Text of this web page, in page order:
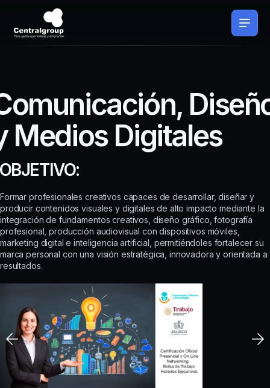
Medios Digitales
Formar profesionales creativos capaces de desarrollar, diseñar y
producir contenidos visuales y digitales de alto impacto mediante la
integración de fundamentos creativos, diseño gráfico, fotografía
profesional, producción audiovisual con dispositivos móviles,
marketing digital e inteligencia artificial, permitiéndoles fortalecer su
marca personal con una visión estratégica, innovadora y orientada a
resultados.